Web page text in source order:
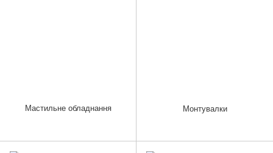
Мастильне обладнання Монтувалки